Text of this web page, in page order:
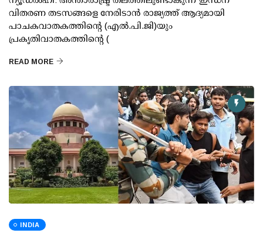
വിതരണ തടസങ്ങളെ നേരിടാന്‍ രാജ്യത്ത് ആദ്യമായി
പാചകവാതകത്തിന്റെ (എല്‍.പി.ജി)യും
പ്രകൃതിവാതകത്തിന്റെ (
READ MORE
INDIA